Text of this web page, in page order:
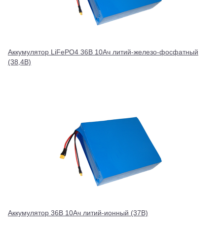
Аккумулятор LiFePO4 36В 10Ач литий-железо-фосфатный
(38,4В)
Аккумулятор 36В 10Ач литий-ионный (37В)